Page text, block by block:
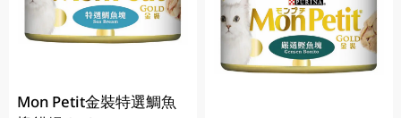
Mon Petit金裝特選鯛魚